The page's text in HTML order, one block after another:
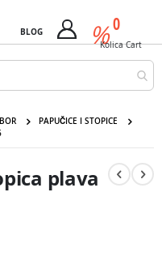
BLOG %
Cart 0
Kolica Cart
PAPUČICE I STOPICE
2.5mm2 M6
plava